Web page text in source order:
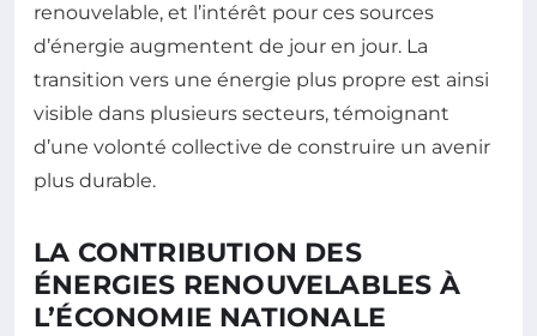
renouvelable, et l’intérêt pour ces sources
d’énergie augmentent de jour en jour. La
transition vers une énergie plus propre est ainsi
visible dans plusieurs secteurs, témoignant
d’une volonté collective de construire un avenir
plus durable.
LA CONTRIBUTION DES
ÉNERGIES RENOUVELABLES À
L’ÉCONOMIE NATIONALE